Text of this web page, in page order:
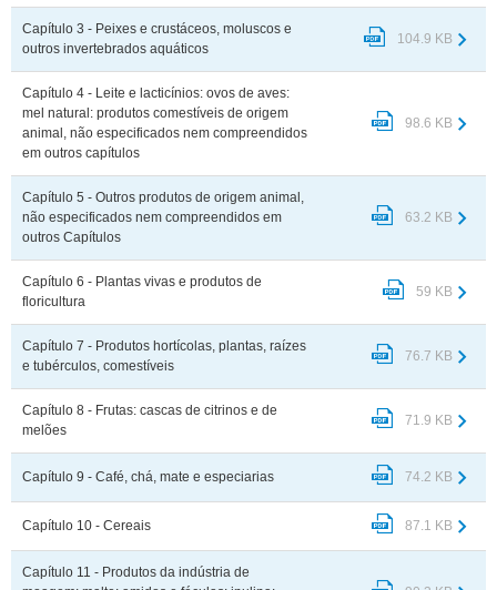
Capítulo 3 - Peixes e crustáceos, moluscos e
outros invertebrados aquáticos
104.9 KB
Capítulo 4 - Leite e lacticínios: ovos de aves:
mel natural: produtos comestíveis de origem
animal, não especificados nem compreendidos
em outros capítulos
98.6 KB
Capítulo 5 - Outros produtos de origem animal,
não especificados nem compreendidos em
outros Capítulos
63.2 KB
Capítulo 6 - Plantas vivas e produtos de
floricultura
59 KB
Capítulo 7 - Produtos hortícolas, plantas, raízes
e tubérculos, comestíveis
76.7 KB
Capítulo 8 - Frutas: cascas de citrinos e de
melões
71.9 KB
Capítulo 9 - Café, chá, mate e especiarias 74.2 KB
Capítulo 10 - Cereais 87.1 KB
Capítulo 11 - Produtos da indústria de